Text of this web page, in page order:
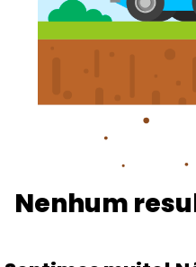
Nenhum